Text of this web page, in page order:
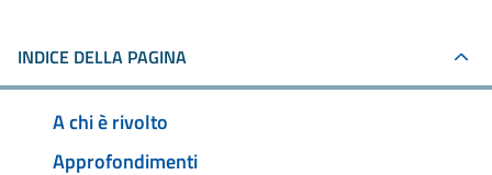
INDICE DELLA PAGINA
A chi è rivolto
Approfondimenti